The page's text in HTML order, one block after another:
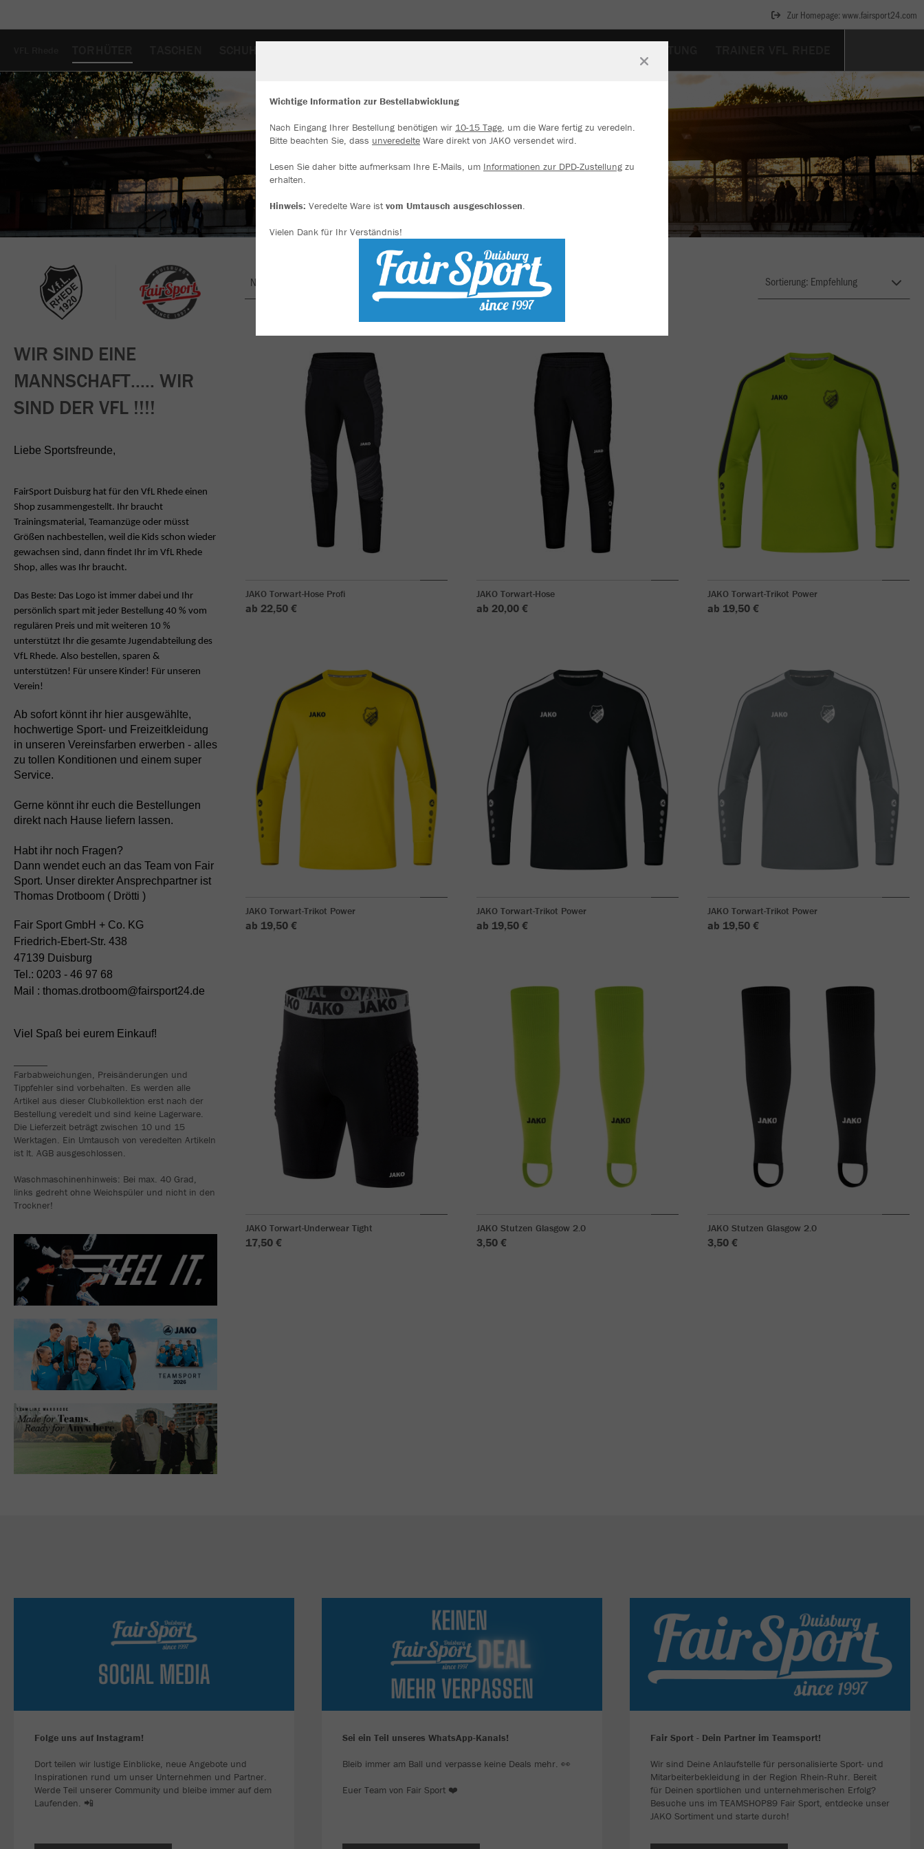
Zur Homepage: www.fairsport24.com
WIR SIND EINE
MANNSCHAFT..... WIR
SIND DER VFL !!!!
Liebe Sportsfreunde,
FairSport Duisburg hat für den VfL Rhede einen
Shop zusammengestellt. Ihr braucht
Trainingsmaterial, Teamanzüge oder müsst
Größen nachbestellen, weil die Kids schon wieder
gewachsen sind, dann findet Ihr im VfL Rhede
Shop, alles was Ihr braucht.
Das Beste: Das Logo ist immer dabei und Ihr
persönlich spart mit jeder Bestellung 40 % vom
regulären Preis und mit weiteren 10 %
unterstützt Ihr die gesamte Jugendabteilung des
VfL Rhede. Also bestellen, sparen &
unterstützen! Für unsere Kinder! Für unseren
Verein!
Ab sofort könnt ihr hier ausgewählte,
hochwertige Sport- und Freizeitkleidung
in unseren Vereinsfarben erwerben - alles
zu tollen Konditionen und einem super
Service.
Gerne könnt ihr euch die Bestellungen
direkt nach Hause liefern lassen.
Habt ihr noch Fragen?
Dann wendet euch an das Team von Fair
Sport. Unser direkter Ansprechpartner ist
Thomas Drotboom ( Drötti )
Fair Sport GmbH + Co. KG
Friedrich-Ebert-Str. 438
47139 Duisburg
Tel.: 0203 - 46 97 68
Mail : thomas.drotboom@fairsport24.de
Viel Spaß bei eurem Einkauf!
Farbabweichungen, Preisänderungen und
Tippfehler sind vorbehalten. Es werden alle
Artikel aus dieser Clubkollektion erst nach der
Bestellung veredelt und sind keine Lagerware.
Die Lieferzeit beträgt zwischen 10 und 15
Werktagen. Ein Umtausch von veredelten Artikeln
ist lt. AGB ausgeschlossen.
Waschmaschinenhinweis: Bei max. 40 Grad,
links gedreht ohne Weichspüler und nicht in den
Trockner!
Nachhaltig Farbe
JAKO Torwart-Hose Profi
ab 22,50 €
JAKO Torwart-Hose
ab 20,00 €
JAKO Torwart-Trikot Power
ab 19,50 €
JAKO Torwart-Trikot Power
ab 19,50 €
JAKO Torwart-Trikot Power
ab 19,50 €
JAKO Torwart-Trikot Power
ab 19,50 €
JAKO Torwart-Underwear Tight
17,50 €
JAKO Stutzen Glasgow 2.0
3,50 €
JAKO Stutzen Glasgow 2.0
3,50 €
Folge uns auf Instagram!
Dort teilen wir lustige Einblicke, neue Angebote und
Inspirationen rund um unser Unternehmen und Partner.
Werde Teil unserer Community und bleibe immer auf dem
Laufenden. 📲
Sei ein Teil unseres WhatsApp-Kanals!
Bleib immer am Ball und verpasse keine Deals mehr. 👀
Euer Team von Fair Sport ❤️
Fair Sport - Dein Partner im Teamsport!
Wir sind Deine Anlaufstelle für personalisierte Sport- und
Mitarbeiterbekleidung in der Region Rhein-Ruhr. Bereit
für Deinen sportlichen und unternehmerischen Erfolg?
Besuche uns im TEAMSHOP89 Fair Sport, entdecke unser
JAKO Sortiment und starte durch!
Wichtige Information zur Bestellabwicklung
Nach Eingang Ihrer Bestellung benötigen wir 10-15 Tage, um die Ware fertig zu veredeln.
Bitte beachten Sie, dass unveredelte Ware direkt von JAKO versendet wird.
Lesen Sie daher bitte aufmerksam Ihre E-Mails, um Informationen zur DPD-Zustellung zu
erhalten.
Hinweis: Veredelte Ware istvom Umtausch ausgeschlossen.
Vielen Dank für Ihr Verständnis!
Wir verwenden Cookies
Durch die Analyse der Besucherdaten können wir dir personalisierte Inhalte
Cookies findest Du in den Einstellungen.
mehr Infos
Datenschutz Impressum